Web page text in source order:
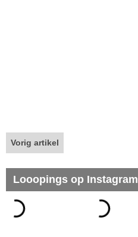
Vorig artikel
Looopings op Instagram